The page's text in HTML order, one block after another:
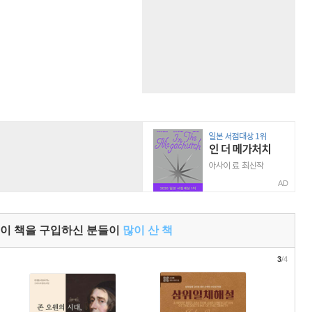
AD
이 책을 구입하신 분들이 많이 산 책
3/4